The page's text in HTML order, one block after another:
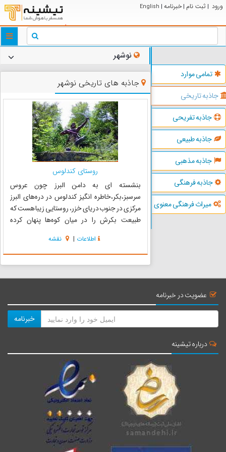
ورود | ثبت نام | خبرنامه |
English
تمامی موارد
جاذبه تاریخی
جاذبه تفریحی
جاذبه طبیعی
جاذبه مذهبی
جاذبه فرهنگی
میراث فرهنگی معنوی
نوشهر
جاذبه های تاریخی نوشهر
روستای کندلوس
بنشسته ای به دامن البرز چون عروس
سرسبز،بکر،خاطره انگیز کندلوس در دره‌های البرز
مرکزی در جنوب دریای خزر، روستایی زیبا هست که
طبیعت بکرش را در میان کوه‌ها پنهان کرده
استان مازندارن قرار دارد و یکی از روستاهای دارای
بافت ارزشمند و از مناطق نمونه...
اطلاعات | نقشه
عضویت در خبرنامه
خبرنامه
درباره تیشینه